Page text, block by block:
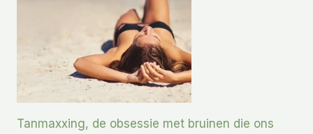
Tanmaxxing, de obsessie met bruinen die ons